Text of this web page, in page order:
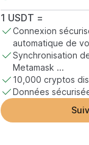
1 USDT =
Connexion
automatique de
Synchronisation
Metamask ...
10,000 cryptos
Données